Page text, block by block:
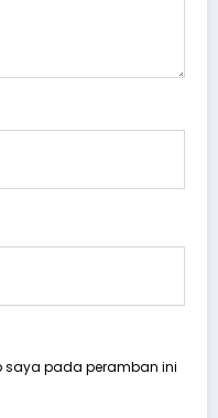
saya pada peramban ini